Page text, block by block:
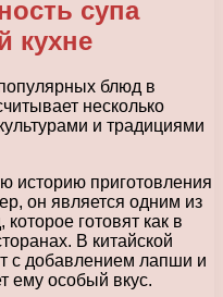
супа
кухне
блюд в
несколько
и традициями
историю приготовления
он является одним из
готовят как в
В китайской
с добавлением лапши и
ему особый вкус.